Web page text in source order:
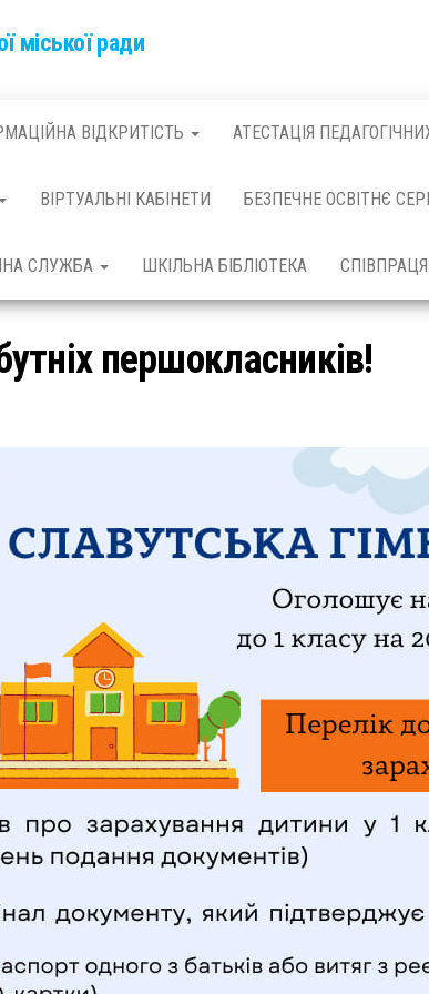
міської ради
ВІДКРИТІСТЬ АТЕСТАЦІЯ
ВІРТУАЛЬНІ КАБІНЕТИ БЕЗПЕЧНЕ ОСВІТНЄ
СЛУЖБА ШКІЛЬНА БІБЛІОТЕКА
першокласників!